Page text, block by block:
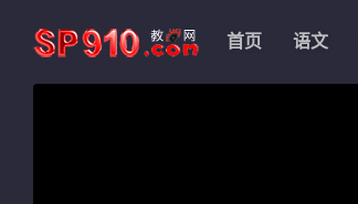
首页 语文